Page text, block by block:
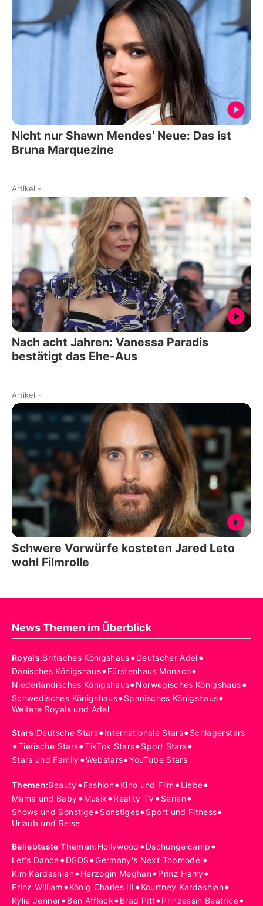
Nicht nur Shawn Mendes' Neue: Das ist
Bruna Marquezine
Artikel -
Nach acht Jahren: Vanessa Paradis
bestätigt das Ehe-Aus
Artikel -
Schwere Vorwürfe kosteten Jared Leto
wohl Filmrolle
News Themen im Überblick
Royals:Britisches Königshaus•Deutscher Adel•
Dänisches Königshaus•Fürstenhaus Monaco•
Niederländisches Königshaus•Norwegisches Königshaus•
Schwedisches Königshaus•Spanisches Königshaus•
Weitere Royals und Adel
Stars:Deutsche Stars•Internationale Stars•Schlagerstars
•Tierische Stars•TikTok Stars•Sport Stars•
Stars und Family•Webstars•YouTube Stars
Themen:Beauty•Fashion•Kino und Film •Liebe•
Mama und Baby•Musik•Reality TV•Serien•
Shows und Sonstige•Sonstiges•Sport und Fitness•
Urlaub und Reise
Beliebteste Themen:Hollywood •Dschungelcamp•
Let's Dance•DSDS•Germany's Next Topmodel•
Kim Kardashian•Herzogin Meghan•Prinz Harry•
Prinz William •König Charles III •Kourtney Kardashian•
Kylie Jenner•Ben Affleck•Brad Pitt•Prinzessin Beatrice•